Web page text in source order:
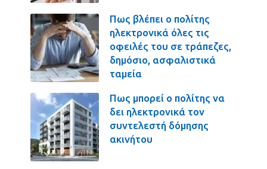
Πως βλέπει ο πολίτης
ηλεκτρονικά όλες τις
οφειλές του σε τράπεζες,
δημόσιο, ασφαλιστικά
ταμεία
Πως μπορεί ο πολίτης να
δει ηλεκτρονικά τον
συντελεστή δόμησης
ακινήτου